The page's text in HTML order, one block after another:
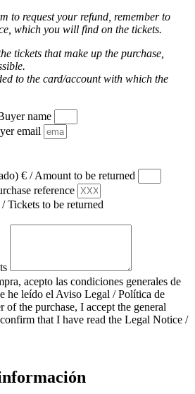
to request your refund, remember to
which you will find on the tickets.
tickets that make up the purchase,
to the card/account with which the
name
email
€ / Amount to be returned
reference
Tickets to be returned
acepto las condiciones generales de
he leído el Aviso Legal / Política de
the purchase, I accept the general
that I have read the Legal Notice /